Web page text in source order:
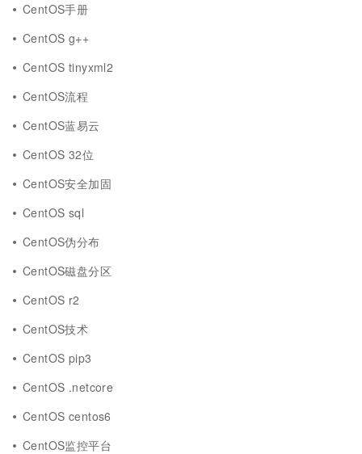
CentOS手册
CentOS g++
CentOS tinyxml2
CentOS流程
CentOS蓝易云
CentOS 32位
CentOS安全加固
CentOS sql
CentOS伪分布
CentOS磁盘分区
CentOS r2
CentOS技术
CentOS pip3
CentOS .netcore
CentOS centos6
CentOS监控平台